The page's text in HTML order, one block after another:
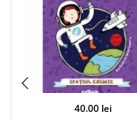
40.00 lei